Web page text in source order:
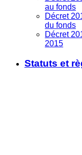
au fonds
Décret
du fonds
Décret
2015
Statuts et